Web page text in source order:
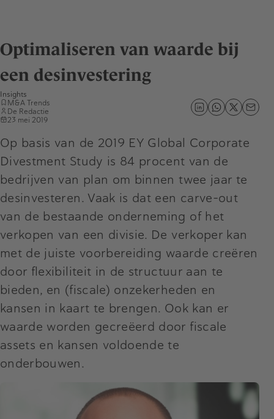
Optimaliseren van waarde bij
een desinvestering
Insights
M&A Trends
De Redactie
23 mei 2019
Op basis van de 2019 EY Global Corporate
Divestment Study is 84 procent van de
bedrijven van plan om binnen twee jaar te
desinvesteren. Vaak is dat een carve-out
van de bestaande onderneming of het
verkopen van een divisie. De verkoper kan
met de juiste voorbereiding waarde creëren
door flexibiliteit in de structuur aan te
bieden, en (fiscale) onzekerheden en
kansen in kaart te brengen. Ook kan er
waarde worden gecreëerd door fiscale
assets en kansen voldoende te
onderbouwen.